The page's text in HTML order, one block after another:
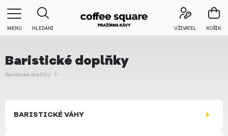
MENU HLEDÁNÍ UŽIVATEL KOŠÍK
Baristické doplňky
Baristické doplňky
BARISTICKÉ VÁHY